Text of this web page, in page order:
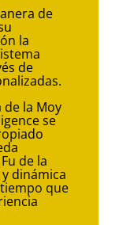
de
la
de
de la Moy
se
de la
dinámica
que